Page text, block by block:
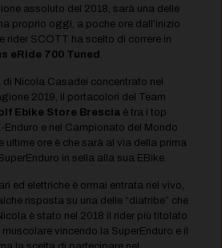
assoluto del 2018, sarà una delle
proprio oggi, a poche ore dall’inizio
rider SCOTT ha scelto di correre in
eRide 700 Tuned .
di Nicola Casadei concentrato nel
2019, il portacolori del Team
Ebike Store Brescia è tra i top
Enduro e nel Campionato del Mondo
ultime ore è che sarà al via della prima
in sella alla sua EBike.
ed elettriche è ormai entrata nel vivo,
risposta su una delle “diatribe” che
è stato nel 2018 il rider più titolato
vincendo la SuperEnduro e il